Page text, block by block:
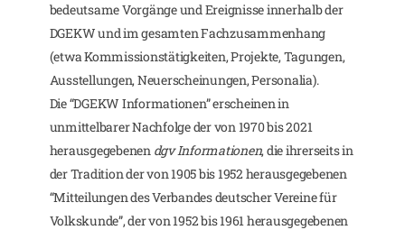
bedeutsame Vorgänge und Ereignisse innerhalb der
DGEKW und im gesamten Fachzusammenhang
(etwa Kommissionstätigkeiten, Projekte, Tagungen,
Ausstellungen, Neuerscheinungen, Personalia).
Die “DGEKW Informationen” erscheinen in
unmittelbarer Nachfolge der von 1970 bis 2021
herausgegebenen dgv Informationen, die ihrerseits in
der Tradition der von 1905 bis 1952 herausgegebenen
“Mitteilungen des Verbandes deutscher Vereine für
Volkskunde”, der von 1952 bis 1961 herausgegebenen